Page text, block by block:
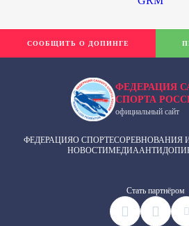
ФЕДЕРАЦИЯ
СПОРТА
официальный сайт
ФЕДЕРАЦИЯО СПОРТЕСОРЕВНОВАНИЯ
НОВОСТИМЕДИА
Cтать партнёром
СООБЩИТЬ О ДОПИНГЕ